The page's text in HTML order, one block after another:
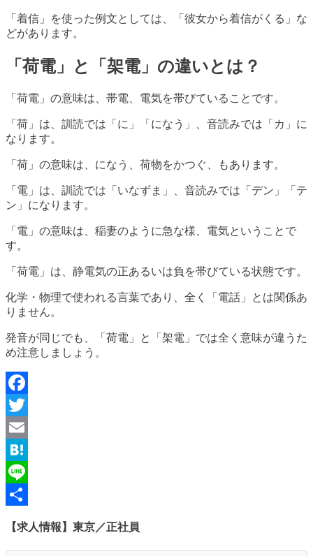
「着信」を使った例文としては、「彼女から着信がくる」な
どがあります。
「荷電」と「架電」の違いとは？
「荷電」の意味は、帯電、電気を帯びていることです。
「荷」は、訓読では「に」「になう」、音読みでは「カ」に
なります。
「荷」の意味は、になう、荷物をかつぐ、もあります。
「電」は、訓読では「いなずま」、音読みでは「デン」「テ
ン」になります。
「電」の意味は、稲妻のように急な様、電気ということで
す。
「荷電」は、静電気の正あるいは負を帯びている状態です。
化学・物理で使われる言葉であり、全く「電話」とは関係あ
りません。
発音が同じでも、「荷電」と「架電」では全く意味が違うた
め注意しましょう。
Facebook
Twitter
Email
Hatena
Line
【求人情報】東京／正社員